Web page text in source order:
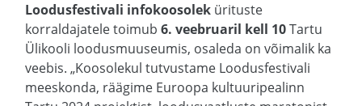
Loodusfestivali infokoosolek ürituste
korraldajatele toimub6. veebruaril kell 10Tartu
Ülikooli loodusmuuseumis, osaleda on võimalik ka
veebis. „Koosolekul tutvustame Loodusfestivali
meeskonda, räägime Euroopa kultuuripealinn